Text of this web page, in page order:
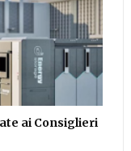
ai Consiglieri